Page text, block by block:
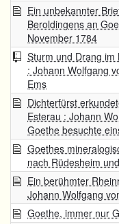
Ein unbekannter
Beroldingens an
November 1784
Sturm und Drang im
: Johann Wolfgang
Ems
Dichterfürst
Esterau : Johann
Goethe besuchte
Goethes
nach Rüdesheim
Ein berühmter
Johann Wolfgang
Goethe, immer nur